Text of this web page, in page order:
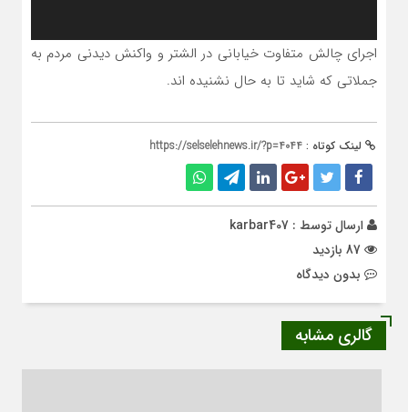
اجرای چالش متفاوت خیابانی در الشتر و واکنش دیدنی مردم به
جملاتی که شاید تا به حال نشنیده اند.
لینک کوتاه : https://selselehnews.ir/?p=4044
ارسال توسط : karbar407
بدون دیدگاه
گالری مشابه